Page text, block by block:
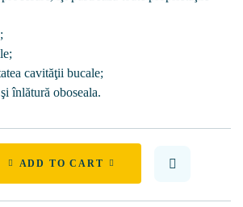
cavităţii bucale;
înlătură oboseala.
ADD TO CART